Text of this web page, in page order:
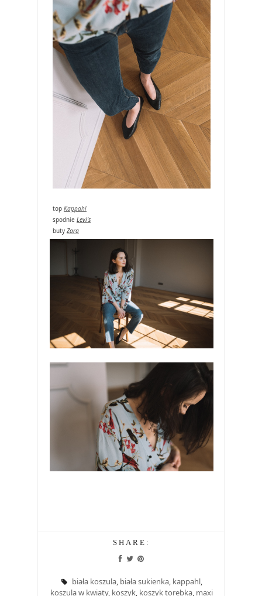
top Kappahl
spodnie Levi's
buty Zara
SHARE:
biała koszula, biała sukienka, kappahl,
koszula w kwiaty, koszyk, koszyk torebka, maxi